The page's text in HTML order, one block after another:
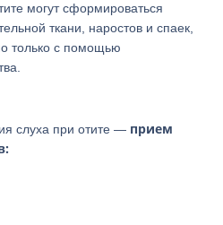
могут сформироваться
ткани, наростов и спаек,
только с помощью
слуха при отите — прием